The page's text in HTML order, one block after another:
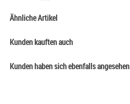
Ähnliche Artikel
Kunden kauften auch
Kunden haben sich ebenfalls angesehen